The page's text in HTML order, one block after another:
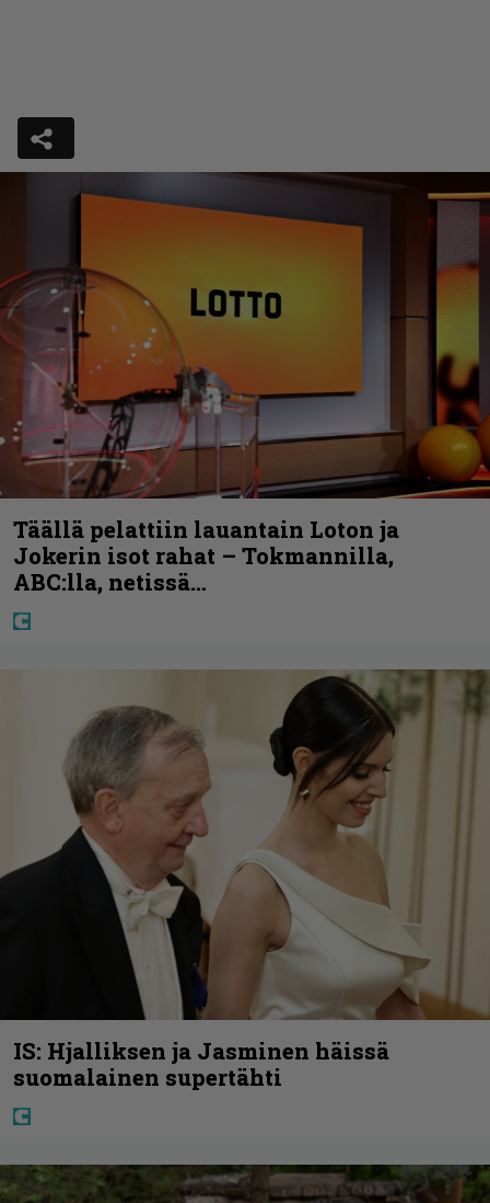
Täällä pelattiin lauantain Loton ja
Jokerin isot rahat – Tokmannilla,
ABC:lla, netissä…
IS: Hjalliksen ja Jasminen häissä
suomalainen supertähti